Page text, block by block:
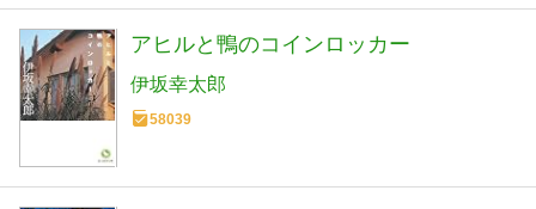
アヒルと鴨のコインロッカー
伊坂幸太郎
58039